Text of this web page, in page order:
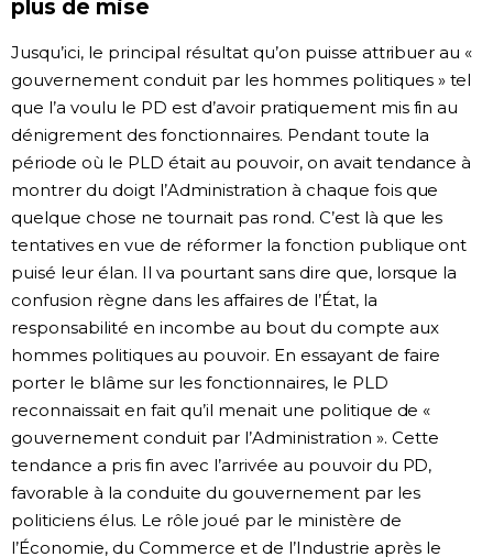
plus de mise
Jusqu’ici, le principal résultat qu’on puisse attribuer au «
gouvernement conduit par les hommes politiques » tel
que l’a voulu le PD est d’avoir pratiquement mis fin au
dénigrement des fonctionnaires. Pendant toute la
période où le PLD était au pouvoir, on avait tendance à
montrer du doigt l’Administration à chaque fois que
quelque chose ne tournait pas rond. C’est là que les
tentatives en vue de réformer la fonction publique ont
puisé leur élan. Il va pourtant sans dire que, lorsque la
confusion règne dans les affaires de l’État, la
responsabilité en incombe au bout du compte aux
hommes politiques au pouvoir. En essayant de faire
porter le blâme sur les fonctionnaires, le PLD
reconnaissait en fait qu’il menait une politique de «
gouvernement conduit par l’Administration ». Cette
tendance a pris fin avec l’arrivée au pouvoir du PD,
favorable à la conduite du gouvernement par les
politiciens élus. Le rôle joué par le ministère de
l’Économie, du Commerce et de l’Industrie après le